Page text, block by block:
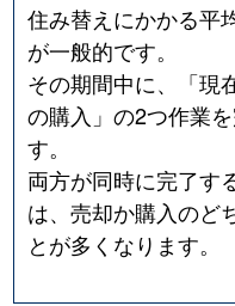
住み替えにかかる平
が一般的です。
その期間中に、「現
の購入」の2つ作業
す。
両方が同時に完了す
は、売却か購入のど
とが多くなります。